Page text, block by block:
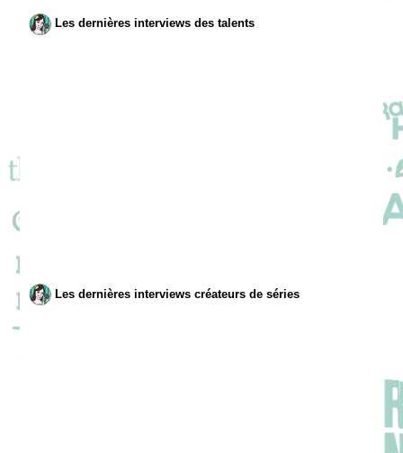
Les dernières interviews des talents
Les dernières interviews créateurs de séries